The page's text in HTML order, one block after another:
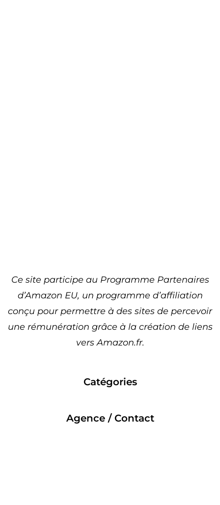
Ce site participe au Programme Partenaires
d’Amazon EU, un programme d’affiliation
conçu pour permettre à des sites de percevoir
une rémunération grâce à la création de liens
vers Amazon.fr.
Catégories
Agence / Contact